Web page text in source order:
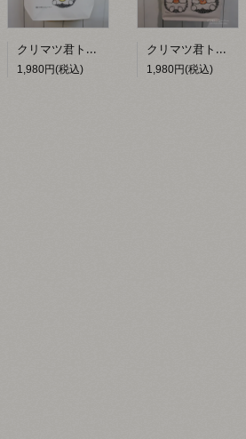
クリマツ君トートバッグ(ドーナツ)【イワモトシューヘー】
1,980円(税込)
クリマツ君トートバッグ(ドーナツニコニコ)【イワモトシューヘー】
1,980円(税込)